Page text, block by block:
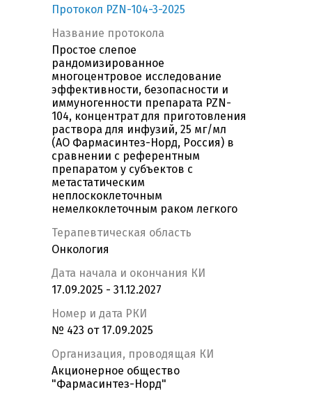
Протокол PZN-104-3-2025
Название протокола
Простое слепое
рандомизированное
многоцентровое исследование
эффективности, безопасности и
иммуногенности препарата PZN-
104, концентрат для приготовления
раствора для инфузий, 25 мг/мл
(АО Фармасинтез-Норд, Россия) в
сравнении с референтным
препаратом у субъектов с
метастатическим
неплоскоклеточным
немелкоклеточным раком легкого
Терапевтическая область
Онкология
Дата начала и окончания КИ
17.09.2025 - 31.12.2027
Номер и дата РКИ
№ 423 от 17.09.2025
Организация, проводящая КИ
Акционерное общество
"Фармасинтез-Норд"